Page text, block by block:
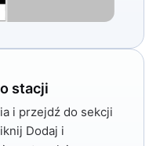
stacji
i przejdź do sekcji
Dodaj i